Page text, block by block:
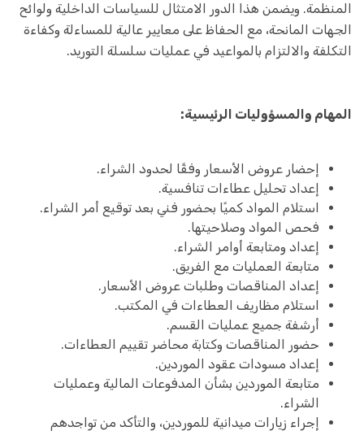
المنظمة. ويضمن هذا الدور الامتثال للسياسات الداخلية ولوائح
الجهات المانحة، مع الحفاظ على معايير عالية للمساءلة وكفاءة
التكلفة والالتزام بالمواعيد في عمليات سلسلة التوريد.
المهام والمسؤوليات الرئيسية:
إحضار عروض الأسعار وفقًا لحدود الشراء.
إعداد تحليل عطاءات تنافسية.
استلام المواد كميًا بحضور فني بعد توقيع أمر الشراء.
فحص المواد وصلاحيتها.
إعداد ومتابعة أوامر الشراء.
متابعة العمليات مع الفريق.
إعداد المناقصات وطلبات عروض الأسعار.
استلام مظاريف العطاءات في المكتب.
أرشفة جميع عمليات القسم.
حضور المناقصات وكتابة محاضر تقييم العطاءات.
إعداد مسودات عقود الموردين.
متابعة الموردين بشأن المدفوعات المالية وعمليات
الشراء.
إجراء زيارات ميدانية للموردين، والتأكد من تواجدهم